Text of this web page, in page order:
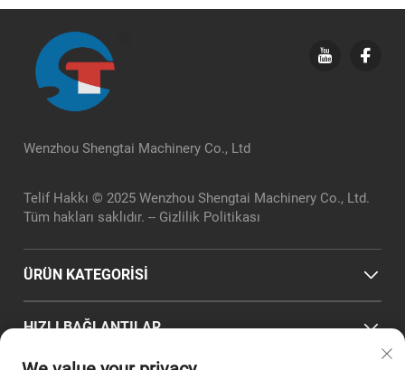
Wenzhou Shengtai Machinery Co., Ltd
Telif Hakkı © 2025 Wenzhou Shengtai Machinery Co., Ltd.
Tüm hakları saklıdır. -- Gizlilik Politikası
ÜRÜN KATEGORİSİ
HIZLI BAĞLANTILAR